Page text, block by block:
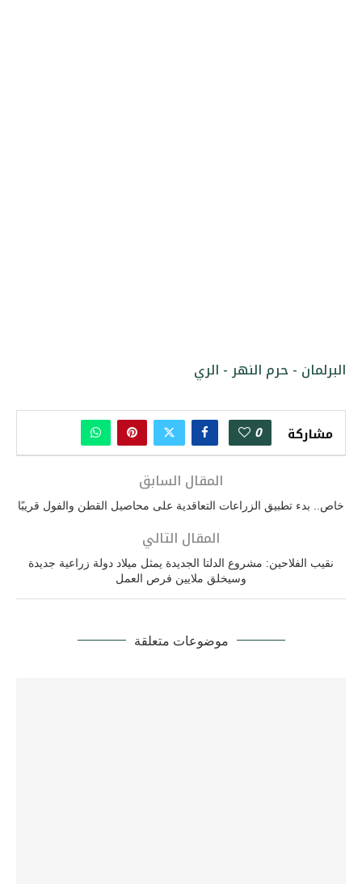
البرلمان - حرم النهر - الري
مشاركة 0
المقال السابق
خاص.. بدء تطبيق الزراعات التعاقدية على محاصيل القطن والفول قريبًا
المقال التالي
نقيب الفلاحين: مشروع الدلتا الجديدة يمثل ميلاد دولة زراعية جديدة
وسيخلق ملايين فرص العمل
موضوعات متعلقة